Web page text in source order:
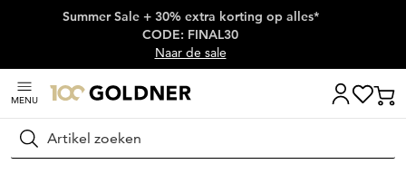
Skip naar hoofdinhoud
Summer Sale + 30% extra korting op alles*
CODE: FINAL30
Naar de sale
MENU
Zoeken